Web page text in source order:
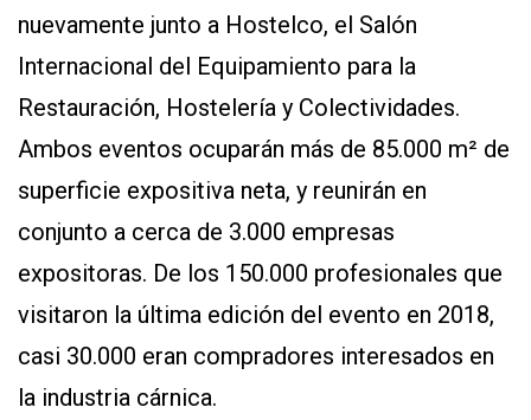
nuevamente junto a Hostelco, el Salón
Internacional del Equipamiento para la
Restauración, Hostelería y Colectividades.
Ambos eventos ocuparán más de 85.000 m² de
superficie expositiva neta, y reunirán en
conjunto a cerca de 3.000 empresas
expositoras. De los 150.000 profesionales que
visitaron la última edición del evento en 2018,
casi 30.000 eran compradores interesados en
la industria cárnica.